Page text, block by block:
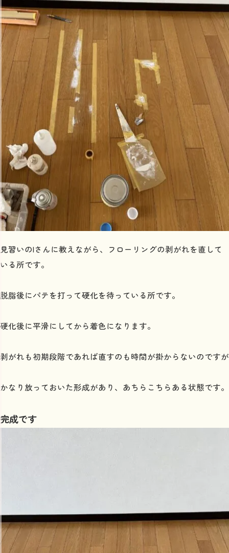
見習いのIさんに教えながら、フローリングの剥がれを直して
いる所です。
脱脂後にパテを打って硬化を待っている所です。
硬化後に平滑にしてから着色になります。
剥がれも初期段階であれば直すのも時間が掛からないのですが
かなり放っておいた形成があり、あちらこちらある状態です。
完成です